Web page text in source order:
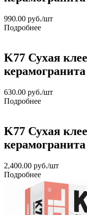
990.00 руб./шт
Подробнее
K77 Сухая
630.00 руб./шт
Подробнее
K77 Сухая
2,400.00 руб./шт
Подробнее